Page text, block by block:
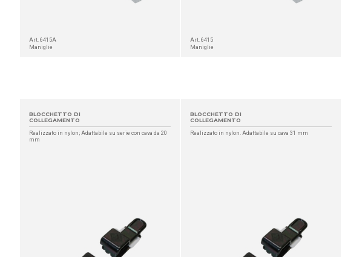
Art. 6415A
Maniglie
Art. 6415
Maniglie
BLOCCHETTO DI
COLLEGAMENTO
Realizzato in nylon; Adattabile su serie con cava da 20
mm
BLOCCHETTO DI
COLLEGAMENTO
Realizzato in nylon. Adattabile su cava 31 mm